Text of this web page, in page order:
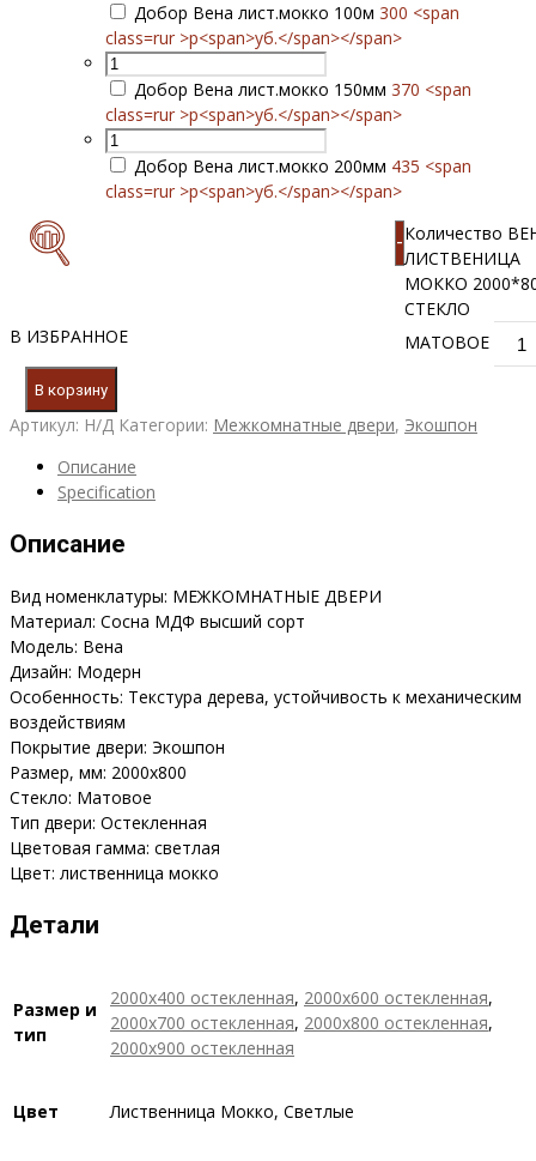
Добор Вена лист.мокко 100м 300 <span
class=rur >р<span>уб.</span></span>
Добор Вена лист.мокко 150мм 370 <span
class=rur >р<span>уб.</span></span>
Добор Вена лист.мокко 200мм 435 <span
class=rur >р<span>уб.</span></span>
В ИЗБРАННОЕ
-Количество
ЛИСТВЕНИЦА
МОККО
СТЕКЛО
МАТОВОЕ
В корзину
Артикул: Н/Д Категории: Межкомнатные двери, Экошпон
Описание
Specification
Описание
Вид номенклатуры: МЕЖКОМНАТНЫЕ ДВЕРИ
Материал: Сосна МДФ высший сорт
Модель: Вена
Дизайн: Модерн
Особенность: Текстура дерева, устойчивость к механическим
воздействиям
Покрытие двери: Экошпон
Размер, мм: 2000х800
Стекло: Матовое
Тип двери: Остекленная
Цветовая гамма: светлая
Цвет: лиственница мокко
Детали
Размер и
тип
2000х400 остекленная, 2000х600 остекленная,
2000х700 остекленная, 2000х800 остекленная,
2000х900 остекленная
Цвет Лиственница Мокко, Светлые